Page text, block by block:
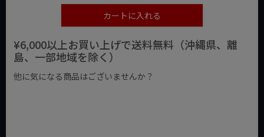
カートに入れる
¥6,000以上お買い上げで送料無料（沖縄県、離
島、一部地域を除く）
他に気になる商品はございませんか？